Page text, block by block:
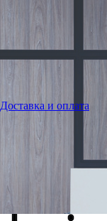
Доставка и оплата